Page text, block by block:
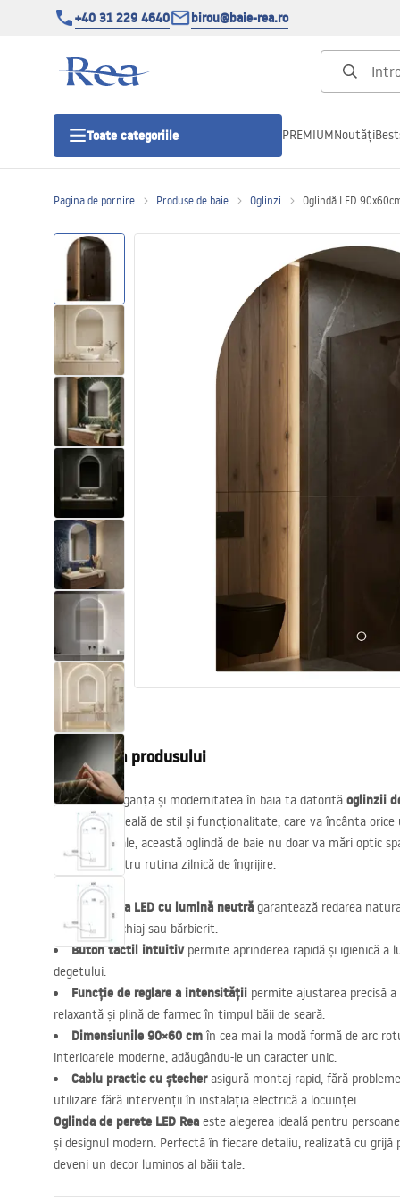
+40 31 229 4640 birou@baie-rea.ro
Toate categoriile
Cadite de dus
Rigole Liniare
Vase WC si Bideuri
Lavoare
Cazi cu paravane
Baterii sanitare
Bucatarie
Accesorii și mobilier pentru baie
PREMIUMNoutăți
Pagina de pornire Produse de baie Oglinzi Oglindă LED
Descrierea produsului
Apreciază eleganța și modernitatea în baia ta datorită oglinzii
combinația ideală de stil și funcționalitate, care va încânta
bune materiale, această oglindă de baie nu doar va mări optic
necesară pentru rutina zilnică de îngrijire.
Iluminarea LED cu lumină neutră garantează redarea
de util la machiaj sau bărbierit.
Buton tactil intuitivpermite aprinderea rapidă și igienică a
degetului.
Funcție de reglare a intensității permite ajustarea precisă
relaxantă și plină de farmec în timpul băii de seară.
Dimensiunile 90×60 cm în cea mai la modă formă de arc
interioarele moderne, adăugându-le un caracter unic.
Cablu practic cu ștecherasigură montaj rapid, fără
utilizare fără intervenții în instalația electrică a locuinței.
Oglinda de perete LED Rea este alegerea ideală pentru
și designul modern. Perfectă în fiecare detaliu, realizată cu
deveni un decor luminos al băii tale.